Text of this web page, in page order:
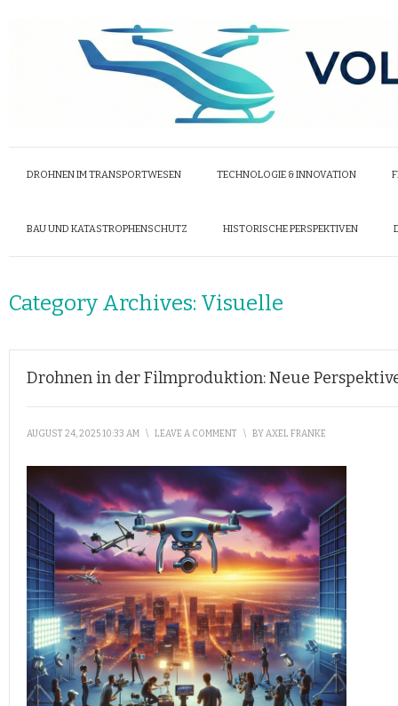
DROHNEN IM TRANSPORTWESEN TECHNOLOGIE & INNOVATION
BAU UND KATASTROPHENSCHUTZ HISTORISCHE PERSPEKTIVEN
Category Archives: Visuelle
Drohnen in der Filmproduktion: Neue
AUGUST 24, 2025 10:33 AM \ LEAVE A COMMENT \ BYAXEL FRANKE